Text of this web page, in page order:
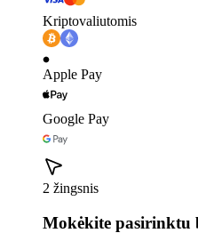
Kriptovaliutomis
Apple Pay
Google Pay
2 žingsnis
Mokėkite pasirinktu